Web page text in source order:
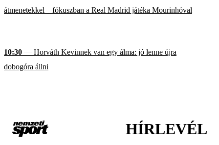
átmenetekkel – fókuszban a Real Madrid játéka Mourinhóval
10:30 — Horváth Kevinnek van egy álma: jó lenne újra
dobogóra állni
HÍRLEVÉL